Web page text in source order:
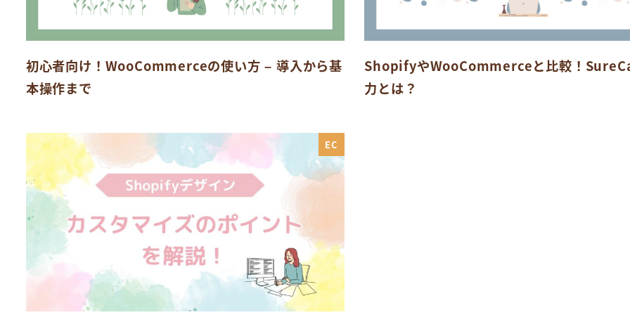
初心者向け！WooCommerceの使い方 – 導入から基
本操作まで
ShopifyやWooCommerceと比較！
力とは？
EC